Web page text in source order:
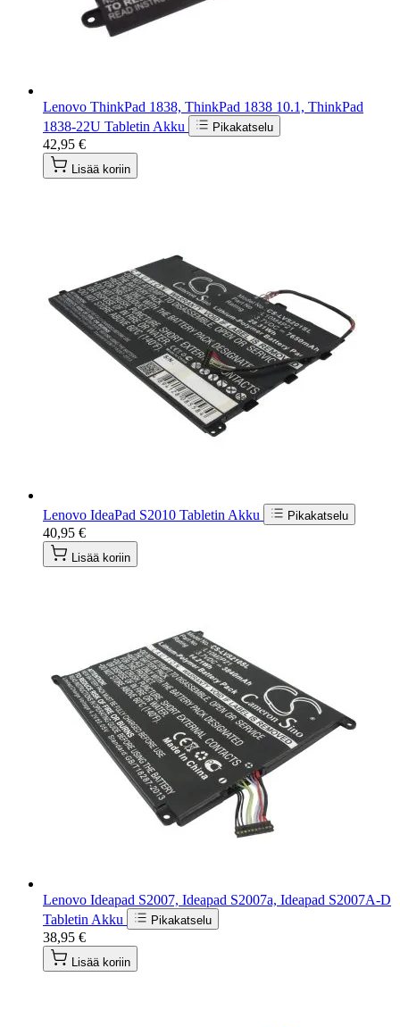
Lenovo ThinkPad 1838, ThinkPad 1838 10.1, ThinkPad
1838-22U Tabletin Akku
Pikakatselu
42,95 €
Lisää koriin
Lenovo IdeaPad S2010 Tabletin Akku Pikakatselu
40,95 €
Lisää koriin
Lenovo Ideapad S2007, Ideapad S2007a, Ideapad S2007A-D
Tabletin Akku
Pikakatselu
38,95 €
Lisää koriin